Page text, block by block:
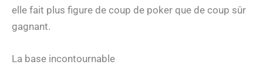
elle fait plus figure de coup de poker que de coup sûr
gagnant.
La base incontournable